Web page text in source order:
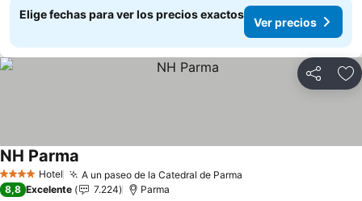
Elige fechas para ver los precios exactos
Ver precios
Compartir
4 EstrellasHotel A un paseo de la Catedral de Parma
NH Parma
8,8 Excelente 7.224 Parma